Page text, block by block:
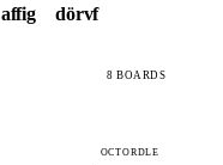
affig
dörvf
8 BOARDS
OCTORDLE